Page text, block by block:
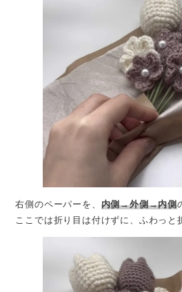
右側のペーパーを、 内側→外側→内側
ここでは折り目は付けずに、ふわっと